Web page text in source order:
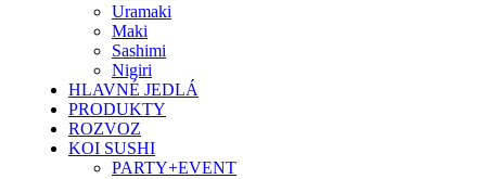
Uramaki
Maki
Sashimi
Nigiri
HLAVNÉ JEDLÁ
PRODUKTY
ROZVOZ
KOI SUSHI
PARTY+EVENT